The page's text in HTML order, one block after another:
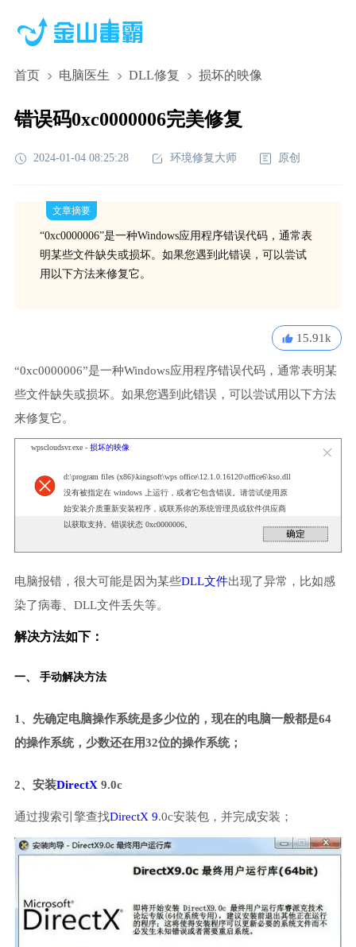
首页 电脑医生 DLL修复 损坏的映像
错误码0xc0000006完美修复
2024-01-04 08:25:28 环境修复大师 原创
文章摘要
“0xc0000006”是一种Windows应用程序错误代码，通常表
明某些文件缺失或损坏。如果您遇到此错误，可以尝试
用以下方法来修复它。
15.91k
“0xc0000006”是一种Windows应用程序错误代码，通常表明某
些文件缺失或损坏。如果您遇到此错误，可以尝试用以下方法
来修复它。
wpscloudsvr.exe - 损坏的映像
d:\program files (x86)\kingsoft\wps office\12.1.0.16120\office6\kso.dll
没有被指定在 windows 上运行，或者它包含错误。请尝试使用原
始安装介质重新安装程序，或联系你的系统管理员或软件供应商
以获取支持。错误状态 0xc0000006。
电脑报错，很大可能是因为某些DLL文件出现了异常，比如感
染了病毒、DLL文件丢失等。
解决方法如下：
一、 手动解决方法
1、先确定电脑操作系统是多少位的，现在的电脑一般都是64
的操作系统，少数还在用32位的操作系统；
2、安装DirectX 9.0c
通过搜索引擎查找DirectX 9.0c安装包，并完成安装；